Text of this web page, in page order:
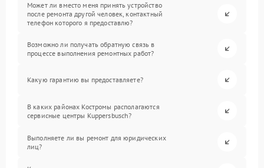
Может ли вместо меня принять устройство
после ремонта другой человек, контактный
телефон которого я предоставлю?
Возможно ли получать обратную связь в
процессе выполнения ремонтных работ?
Какую гарантию вы предоставляете?
В каких районах Костромы располагаются
сервисные центры Kuppersbusch?
Выполняете ли вы ремонт для юридических
лиц?